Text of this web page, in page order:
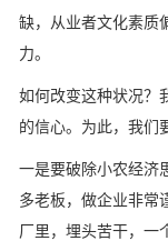
缺，从业者文化素质
力。
如何改变这种状况？
的信心。为此，我们
一是要破除小农经济
多老板，做企业非常
厂里，埋头苦干，一